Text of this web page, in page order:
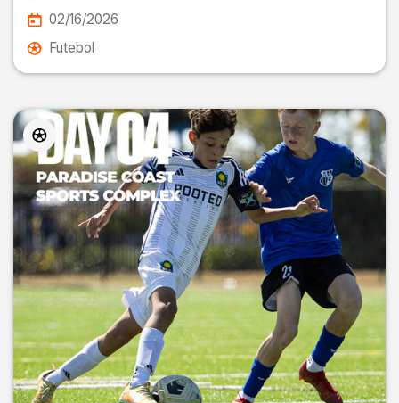
02/16/2026
Futebol